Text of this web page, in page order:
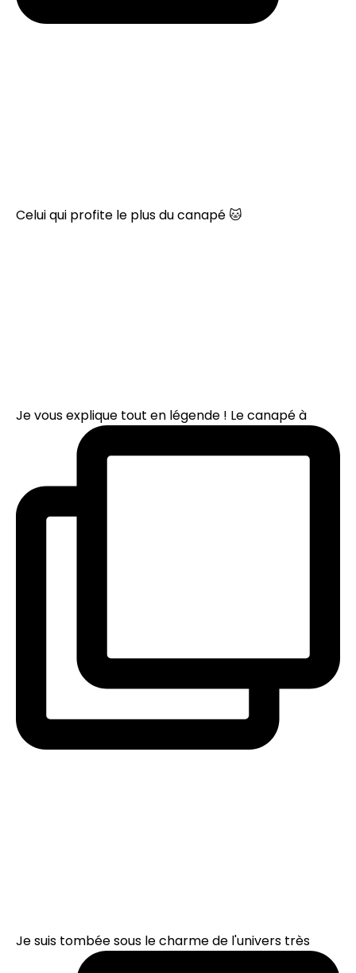
Celui qui profite le plus du canapé 🐱
Je vous explique tout en légende ! Le canapé à
Je suis tombée sous le charme de l'univers très